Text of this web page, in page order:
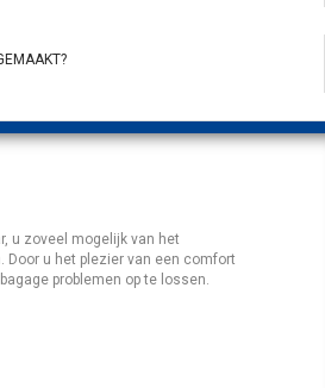
u zoveel mogelijk van het
u het plezier van een comfort
problemen op te lossen.